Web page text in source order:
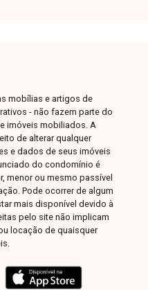
mobílias e artigos de
- não fazem parte do
imóveis mobiliados. A
de alterar qualquer
e dados de seus imóveis
do condomínio é
menor ou mesmo passível
Pode ocorrer de algum
mais disponível devido à
pelo site não implicam
locação de quaisquer